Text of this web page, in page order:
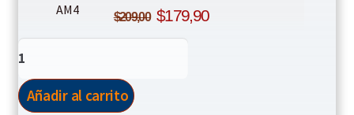
AM4
$209,00 Original
price
$179,90Current
Ryzen
5
5600GT
Añadir al carrito